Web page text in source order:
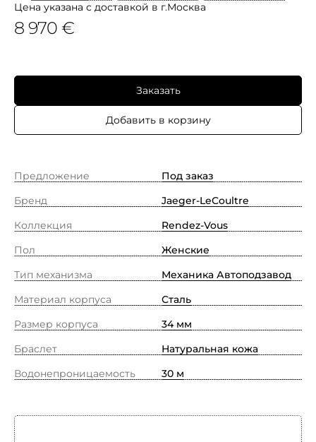
Цена указана с доставкой в г.Москва
8 970 €
Заказать
Добавить в корзину
Предложение
Под заказ
Бренд
Jaeger-LeCoultre
Коллекция
Rendez-Vous
Пол
Женские
Тип механизма
Механика Автоподзавод
Материал корпуса
Сталь
Размер корпуса
34 мм
Браслет
Натуральная кожа
Водонепроницаемость
30 м